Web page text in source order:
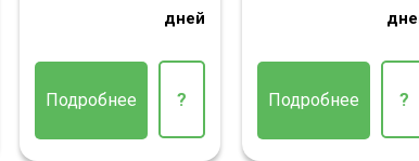
дней
Подробнее ? Подробнее ?